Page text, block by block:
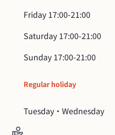
Friday 17:00-21:00
Saturday 17:00-21:00
Sunday 17:00-21:00
Regular holiday
Tuesday・Wednesday